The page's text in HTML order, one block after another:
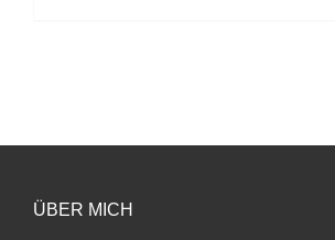
ÜBER MICH